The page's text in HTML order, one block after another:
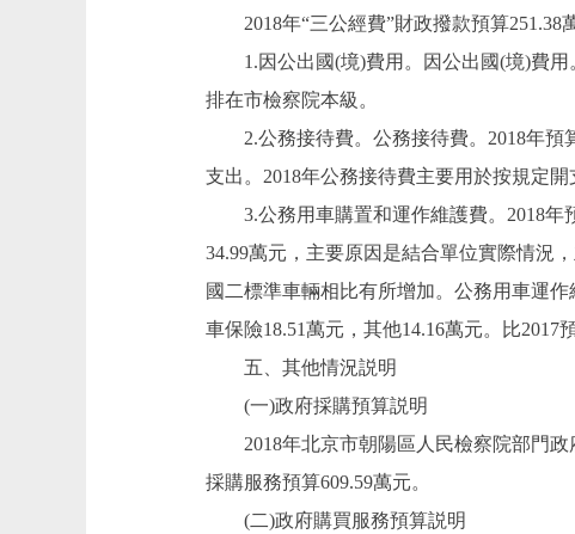
2018年“三公經費”財政撥款預算251.38
1.因公出國(境)費用。因公出國(境)費用
排在市檢察院本級。
2.公務接待費。公務接待費。2018年預
支出。2018年公務接待費主要用於按規定
3.公務用車購置和運作維護費。2018年預
34.99萬元，主要原因是結合單位實際情況
國二標準車輛相比有所增加。公務用車運
車保險18.51萬元，其他14.16萬元。比
五、其他情況説明
(一)政府採購預算説明
2018年北京市朝陽區人民檢察院部門政
採購服務預算609.59萬元。
(二)政府購買服務預算説明